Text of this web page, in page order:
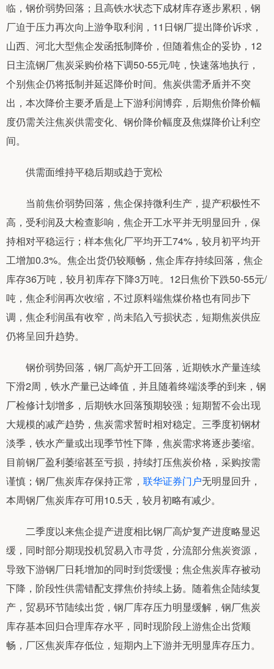
临，钢价弱势回落；且高铁水状态下成材库存逐步累积，钢
厂迫于压力再次向上游争取利润，11日钢厂提出降价诉求，
山西、河北大型焦企发函抵制降价，但随着焦企的妥协，12
日主流钢厂焦炭采购价格下调50-55元/吨，快速落地执行，
个别焦企仍将抵制并延迟降价时间。焦炭供需矛盾并不突
出，本次降价主要矛盾是上下游利润博弈，后期焦价降价幅
度仍需关注焦炭供需变化、钢价降价幅度及焦煤降价让利空
间。
供需面维持平稳后期或趋于宽松
当前焦价弱势回落，焦企保持微利生产，提产积极性不
高，受利润及大检查影响，焦企开工水平并无明显回升，保
持相对平稳运行；样本焦化厂平均开工74%，较月初平均开
工增加0.3%。焦企出货仍较顺畅，焦企库存持续回落，焦企
库存36万吨，较月初库存下降3万吨。12日焦价下跌50-55元/
吨，焦企利润再次收缩，不过原料端焦煤价格也有同步下
调，焦企利润虽有收窄，尚未陷入亏损状态，短期焦炭供应
仍将呈回升趋势。
钢价弱势回落，钢厂高炉开工回落，近期铁水产量连续
下滑2周，铁水产量已达峰值，并且随着终端淡季的到来，钢
厂检修计划增多，后期铁水回落预期较强；短期暂不会出现
大规模的减产趋势，焦炭需求暂时相对稳定。三季度初钢材
淡季，铁水产量或出现季节性下降，焦炭需求将逐步萎缩。
目前钢厂盈利萎缩甚至亏损，持续打压焦炭价格，采购按需
谨慎；钢厂焦炭库存保持正常， 联华证券门户无明显回升，
本周钢厂焦炭库存可用10.5天，较月初略有减少。
二季度以来焦企提产进度相比钢厂高炉复产进度略显迟
缓，同时部分期现投机贸易入市寻货，分流部分焦炭资源，
导致下游钢厂日耗增加的同时到货缓慢；焦企焦炭库存被动
下降，阶段性供需错配支撑焦价持续上扬。随着焦企陆续复
产，贸易环节陆续出货，钢厂库存压力明显缓解，钢厂焦炭
库存基本回归合理库存水平，同时现阶段上游焦企出货顺
畅，厂区焦炭库存低位，短期内上下游并无明显库存压力。